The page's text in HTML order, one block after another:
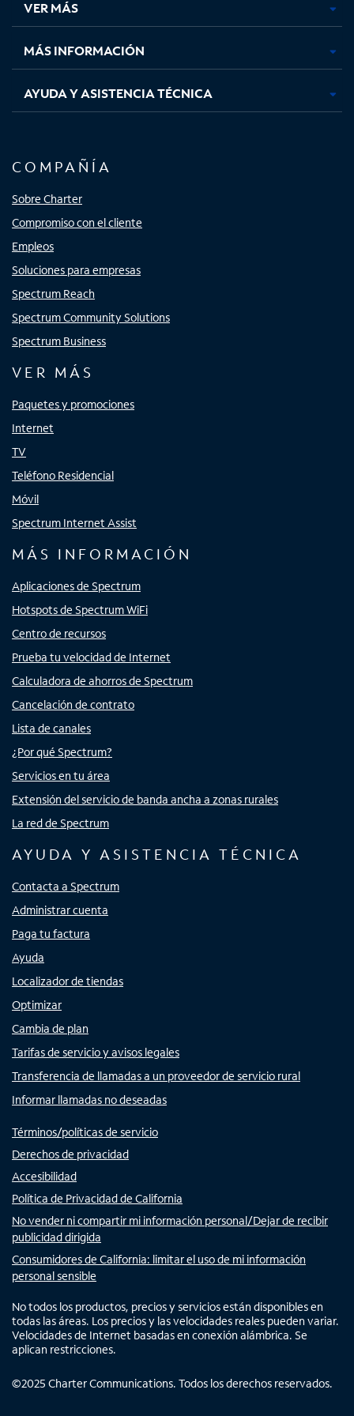
pestaña
nueva
pestaña
nueva
pestaña
nuevanueva
VER MÁS
MÁS INFORMACIÓN
AYUDA Y ASISTENCIA TÉCNICA
COMPAÑÍA
Sobre Charter
Compromiso con el cliente
Empleos
Soluciones para empresas
Spectrum Reach
Spectrum Community Solutions
Spectrum Business
VER MÁS
Paquetes y promociones
Internet
TV
Teléfono Residencial
Móvil
Spectrum Internet Assist
MÁS INFORMACIÓN
Aplicaciones de Spectrum
Hotspots de Spectrum WiFi
Centro de recursos
Prueba tu velocidad de Internet
Calculadora de ahorros de Spectrum
Cancelación de contrato
Lista de canales
¿Por qué Spectrum?
Servicios en tu área
Extensión del servicio de banda ancha a zonas rurales
La red de Spectrum
AYUDA Y ASISTENCIA TÉCNICA
Contacta a Spectrum
Administrar cuenta
Paga tu factura
Ayuda
Localizador de tiendas
Optimizar
Cambia de plan
Tarifas de servicio y avisos legales
Transferencia de llamadas a un proveedor de servicio rural
Informar llamadas no deseadas
Términos/políticas de servicio
Derechos de privacidad
Accesibilidad
Política de Privacidad de California
No vender ni compartir mi información personal/Dejar de recibir
publicidad dirigida
Consumidores de California: limitar el uso de mi información
personal sensible
No todos los productos, precios y servicios están disponibles en
todas las áreas. Los precios y las velocidades reales pueden variar.
Velocidades de Internet basadas en conexión alámbrica. Se
aplican restricciones.
©2025 Charter Communications. Todos los derechos reservados.